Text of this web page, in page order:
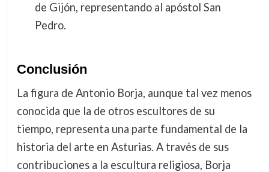
de Gijón, representando al apóstol San
Pedro.
Conclusión
La figura de Antonio Borja, aunque tal vez menos
conocida que la de otros escultores de su
tiempo, representa una parte fundamental de la
historia del arte en Asturias. A través de sus
contribuciones a la escultura religiosa, Borja